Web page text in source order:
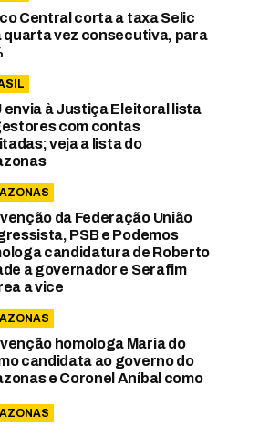
Central corta a taxa Selic
quarta vez consecutiva, para
envia à Justiça Eleitoral lista
com contas
veja a lista do
da Federação União
PSB e Podemos
candidatura de Roberto
a governador e Serafim
a vice
homologa Maria do
candidata ao governo do
e Coronel Aníbal como